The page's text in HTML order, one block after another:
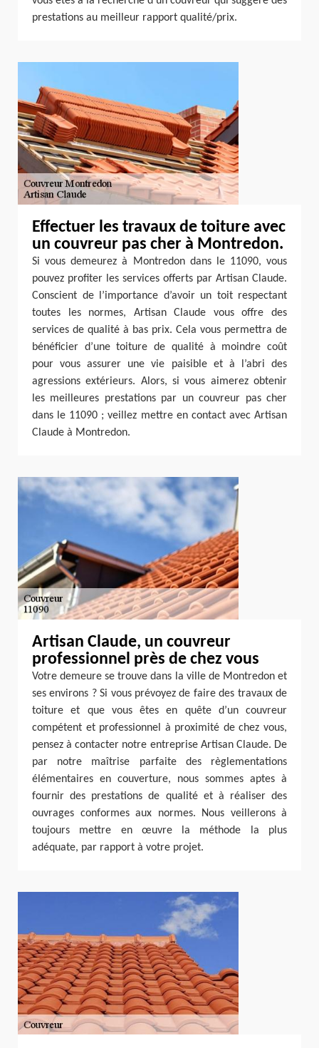
prestations au meilleur rapport qualité/prix.
Effectuer les travaux de toiture avec
un couvreur pas cher à Montredon.
Si vous demeurez à Montredon dans le 11090, vous
pouvez profiter les services offerts par Artisan Claude.
Conscient de l’importance d’avoir un toit respectant
toutes les normes, Artisan Claude vous offre des
services de qualité à bas prix. Cela vous permettra de
bénéficier d’une toiture de qualité à moindre coût
pour vous assurer une vie paisible et à l’abri des
agressions extérieurs. Alors, si vous aimerez obtenir
les meilleures prestations par un couvreur pas cher
dans le 11090 ; veillez mettre en contact avec Artisan
Claude à Montredon.
Artisan Claude, un couvreur
professionnel près de chez vous
Votre demeure se trouve dans la ville de Montredon et
ses environs ? Si vous prévoyez de faire des travaux de
toiture et que vous êtes en quête d’un couvreur
compétent et professionnel à proximité de chez vous,
pensez à contacter notre entreprise Artisan Claude. De
par notre maîtrise parfaite des règlementations
élémentaires en couverture, nous sommes aptes à
fournir des prestations de qualité et à réaliser des
ouvrages conformes aux normes. Nous veillerons à
toujours mettre en œuvre la méthode la plus
adéquate, par rapport à votre projet.